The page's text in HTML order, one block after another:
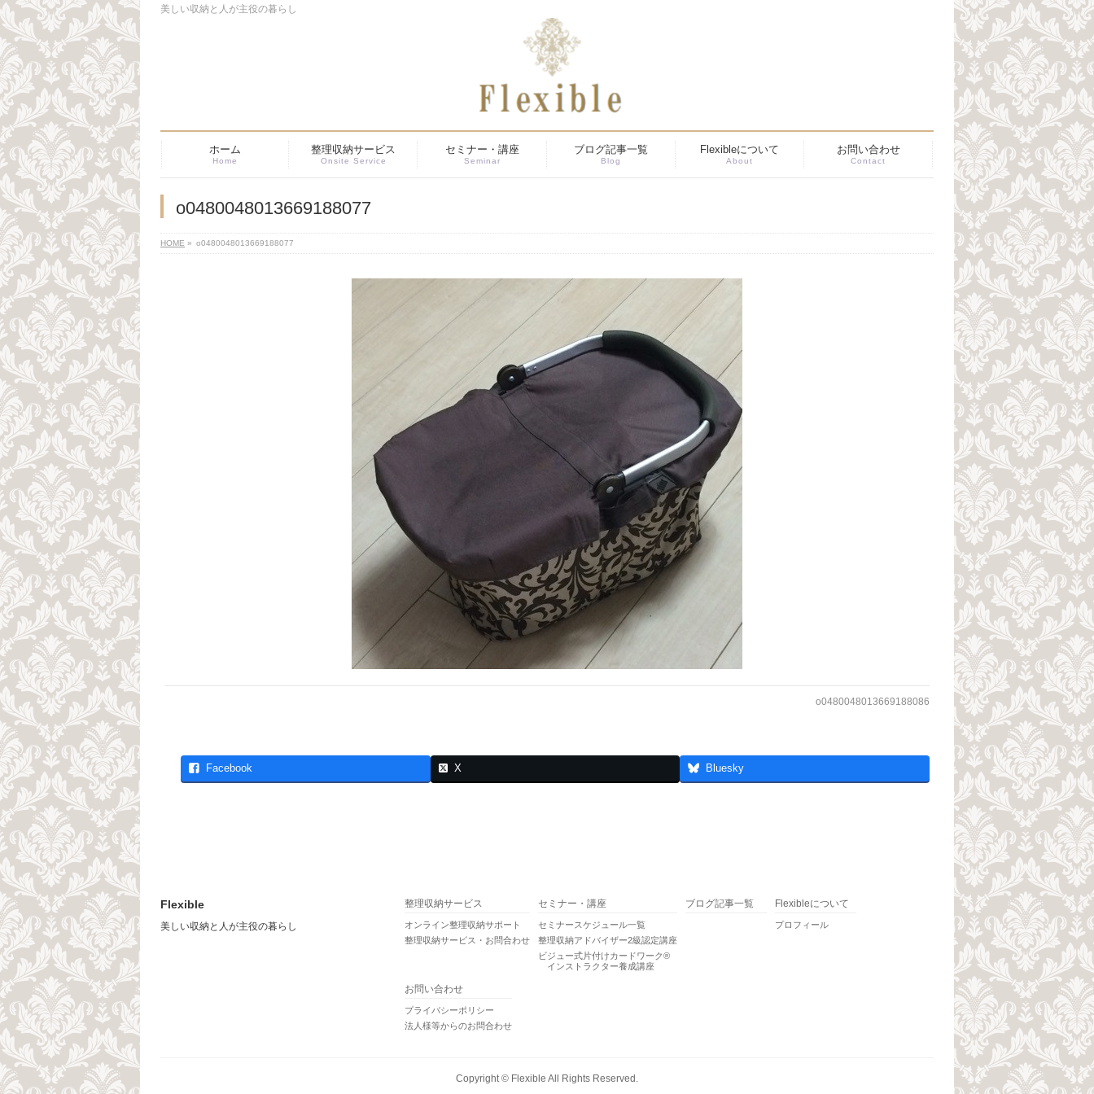
美しい収納と人が主役の暮らし
ホーム
Home
整理収納サービス
Onsite Service
セミナー・講座
Seminar
ブログ記事一覧
Blog
Flexibleについて
About
お問い合わせ
Contact
o0480048013669188077
HOME » o0480048013669188077
o0480048013669188086
Facebook X Bluesky
Flexible
美しい収納と人が主役の暮らし
整理収納サービス
オンライン整理収納サポート
整理収納サービス・お問合わせ
セミナー・講座
セミナースケジュール一覧
整理収納アドバイザー2級認定講座
ビジュー式片付けカードワーク®
インストラクター養成講座
ブログ記事一覧 Flexibleについて
プロフィール
お問い合わせ
プライバシーポリシー
法人様等からのお問合わせ
Copyright © Flexible All Rights Reserved.